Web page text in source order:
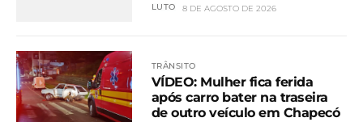
LUTO 8 DE AGOSTO DE 2026
TRÂNSITO
VÍDEO: Mulher fica ferida
após carro bater na traseira
de outro veículo em Chapecó